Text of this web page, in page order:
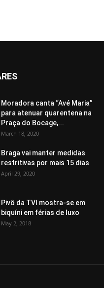
Moradora canta “Avé Maria”
para atenuar quarentena na
Praça do Bocage,...
March 18, 2020
Braga vai manter medidas
restritivas por mais 15 dias
April 29, 2020
Pivô da TVI mostra-se em
biquíni em férias de luxo
May 2, 2018